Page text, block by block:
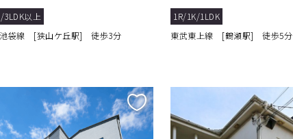
3LDK以上
袋線 [狭山ケ丘駅] 徒歩3分
1R/1K/1LDK
東武東上線 [鶴瀬駅] 徒歩5分